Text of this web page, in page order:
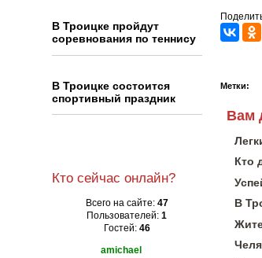
Метки:
Вам
Кто
В
В Троицке пройдут
соревнования по теннису
В Троицке состоится
спортивный праздник
Кто сейчас онлайн?
Всего на сайте: 47
Пользователей: 1
Гостей: 46
amichael